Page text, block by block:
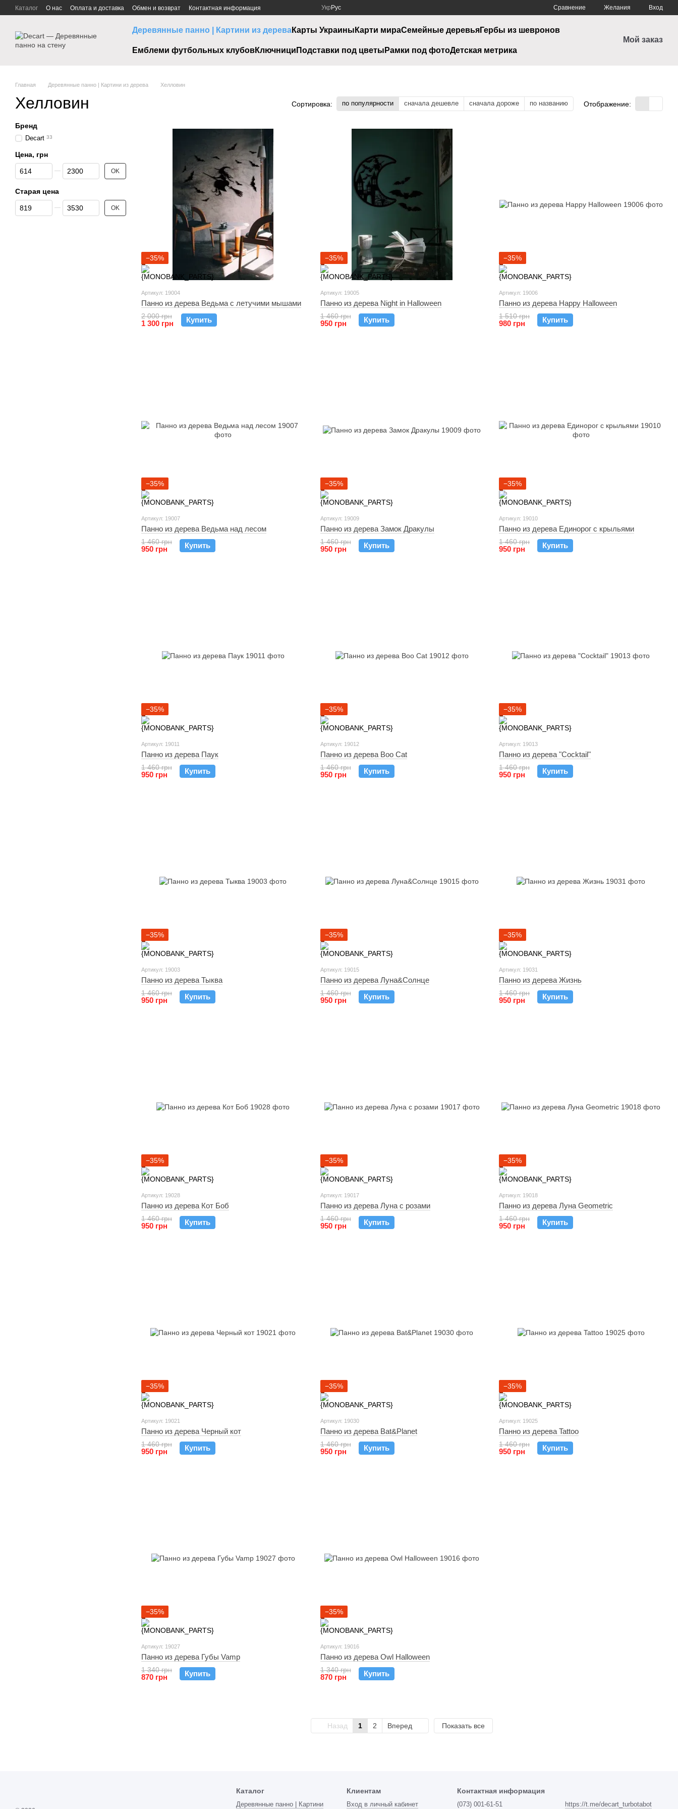
Перейти к основному контенту
Каталог О нас Оплата и доставка Обмен и возврат Контактная информация Укр Рус Сравнение Желания Вход
Деревянные панно | Картини из дереваКарты Украины Карти мираСемейные деревьяГербы из шевронов
Емблеми футбольных клубовКлючници Подставки под цветы Рамки под фотоДетская метрика
Мой заказ
Главная Деревянные панно | Картини из дерева Хелловин
Хелловин Сортировка: по популярности сначала дешевле сначала дороже по названию Отображение:
−35%
Артикул: 19004
Панно из дерева Ведьма с летучими мышами
2 000 грн
1 300 грн Купить
−35%
Артикул: 19005
Панно из дерева Night in Halloween
1 460 грн
950 грн Купить
−35%
Артикул: 19006
Панно из дерева Happy Halloween
1 510 грн
980 грн Купить
−35%
Артикул: 19007
Панно из дерева Ведьма над лесом
1 460 грн
950 грн Купить
−35%
Артикул: 19009
Панно из дерева Замок Дракулы
1 460 грн
950 грн Купить
−35%
Артикул: 19010
Панно из дерева Единорог с крыльями
1 460 грн
950 грн Купить
−35%
Артикул: 19011
Панно из дерева Паук
1 460 грн
950 грн Купить
−35%
Артикул: 19012
Панно из дерева Boo Cat
1 460 грн
950 грн Купить
−35%
Артикул: 19013
Панно из дерева "Cocktail"
1 460 грн
950 грн Купить
−35%
Артикул: 19003
Панно из дерева Тыква
1 460 грн
950 грн Купить
−35%
Артикул: 19015
Панно из дерева Луна&Солнце
1 460 грн
950 грн Купить
−35%
Артикул: 19031
Панно из дерева Жизнь
1 460 грн
950 грн Купить
−35%
Артикул: 19028
Панно из дерева Кот Боб
1 460 грн
950 грн Купить
−35%
Артикул: 19017
Панно из дерева Луна с розами
1 460 грн
950 грн Купить
−35%
Артикул: 19018
Панно из дерева Луна Geometric
1 460 грн
950 грн Купить
−35%
Артикул: 19021
Панно из дерева Черный кот
1 460 грн
950 грн Купить
−35%
Артикул: 19030
Панно из дерева Bat&Planet
1 460 грн
950 грн Купить
−35%
Артикул: 19025
Панно из дерева Tattoo
1 460 грн
950 грн Купить
−35%
Артикул: 19027
Панно из дерева Губы Vamp
1 340 грн
870 грн Купить
−35%
Артикул: 19016
Панно из дерева Owl Halloween
1 340 грн
870 грн Купить
Назад 1 2 Вперед Показать все
Бренд
Decart 33
Цена, грн
От Цена, грн
До Цена, грн OK
Старая цена
От Старая цена
До Старая цена OK
Каталог
Деревянные панно | Картини
Клиентам
Вход в личный кабинет
Контактная информация
(073) 001-61-51 https://t.me/decart_turbotabot